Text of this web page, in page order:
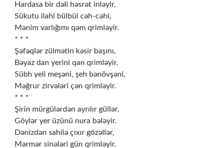
Hardasa bir dəli həsrət inləyir.
Sükutu ilahi bülbül cəh-cəhi,
Mənim varlığımı qəm qrimləyir.
* * *
Şəfəqlər zülmətin kəsir başını,
Bəyaz dan yerini qan qrimləyir.
Sübh yeli meşəni, şeh bənövşəni,
Məğrur zirvələri çən qrimləyir.
* * *
Şirin mürgülərdən ayrılır güllər,
Göylər yer üzünü nura bələyir.
Dənizdən sahilə çıxır gözəllər,
Mərmər sinələri gün qrimləyir.